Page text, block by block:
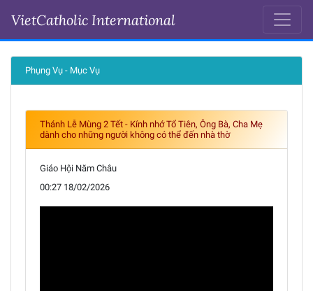
VietCatholic International
Ngày 18-02-2026
Phụng Vụ - Mục Vụ
Thánh Lễ Mùng 2 Tết - Kính nhớ Tổ Tiên, Ông Bà, Cha Mẹ
dành cho những người không có thể đến nhà thờ
Giáo Hội Năm Châu
00:27 18/02/2026